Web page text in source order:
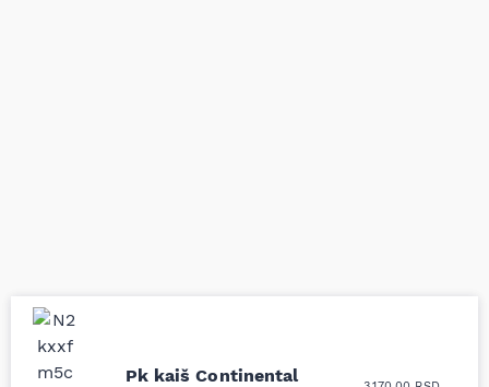
Pk kaiš Continental
Uporedila sam sve
Odlična usluga i